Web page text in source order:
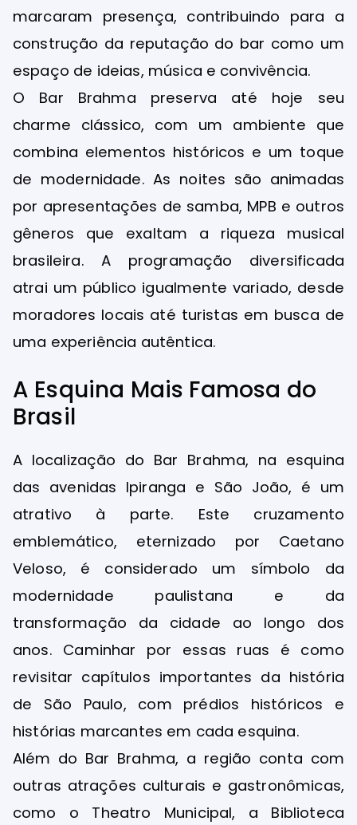
marcaram presença, contribuindo para a
construção da reputação do bar como um
espaço de ideias, música e convivência.
O Bar Brahma preserva até hoje seu
charme clássico, com um ambiente que
combina elementos históricos e um toque
de modernidade. As noites são animadas
por apresentações de samba, MPB e outros
gêneros que exaltam a riqueza musical
brasileira. A programação diversificada
atrai um público igualmente variado, desde
moradores locais até turistas em busca de
uma experiência autêntica.
A Esquina Mais Famosa do
Brasil
A localização do Bar Brahma, na esquina
das avenidas Ipiranga e São João, é um
atrativo à parte. Este cruzamento
emblemático, eternizado por Caetano
Veloso, é considerado um símbolo da
modernidade paulistana e da
transformação da cidade ao longo dos
anos. Caminhar por essas ruas é como
revisitar capítulos importantes da história
de São Paulo, com prédios históricos e
histórias marcantes em cada esquina.
Além do Bar Brahma, a região conta com
outras atrações culturais e gastronômicas,
como o Theatro Municipal, a Biblioteca